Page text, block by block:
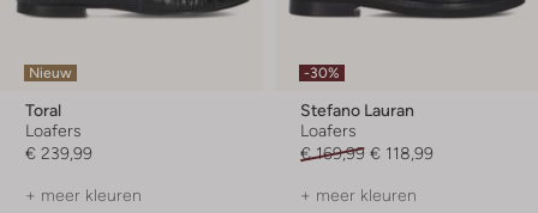
Nieuw
Toral
Loafers
€ 239,99
+ meer kleuren
-30%
Stefano Lauran
Loafers
€ 169,99 € 118,99
+ meer kleuren